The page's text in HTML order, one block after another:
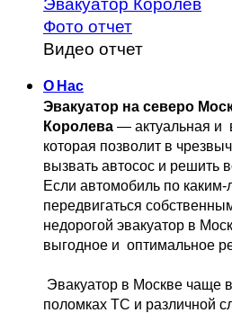
Эвакуатор Королёв
Фото отчет
Видео отчет
О Нас
Эвакуатор на северо
Королева — актуальная и
Если автомобиль по
передвигаться
недорогой эвакуатор в
выгодное и оптимальное
поломках ТС и различной